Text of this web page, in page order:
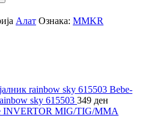
Алат Ознака: MMKR
Bebe-
sky 615503 349 ден